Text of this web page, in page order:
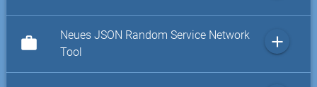
work
Neues JSON Random Service Network
Tool
add